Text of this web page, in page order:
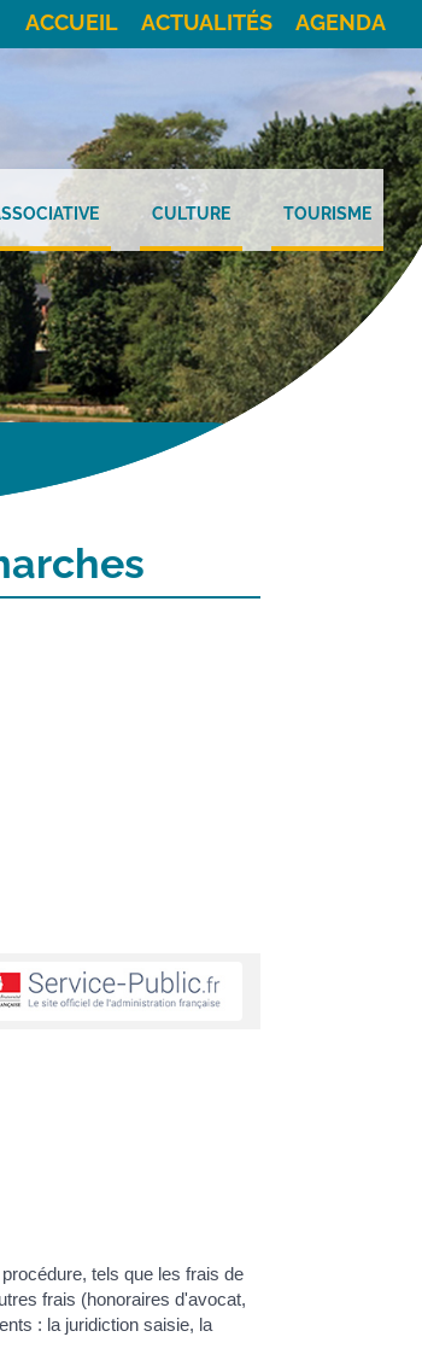
ACCUEIL ACTUALITÉS AGENDA
CULTURE TOURISME
tels que les frais de
frais (honoraires d'avocat,
: la juridiction saisie, la